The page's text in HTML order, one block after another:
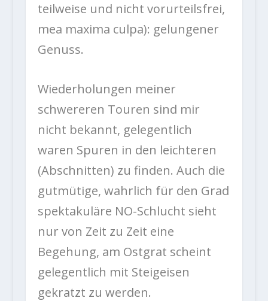
teilweise und nicht vorurteilsfrei,
mea maxima culpa): gelungener
Genuss.
Wiederholungen meiner
schwereren Touren sind mir
nicht bekannt, gelegentlich
waren Spuren in den leichteren
(Abschnitten) zu finden. Auch die
gutmütige, wahrlich für den Grad
spektakuläre NO-Schlucht sieht
nur von Zeit zu Zeit eine
Begehung, am Ostgrat scheint
gelegentlich mit Steigeisen
gekratzt zu werden.